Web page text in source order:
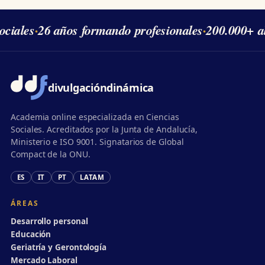
·26 años formando profesionales·200.000+
divulgacióndinámica
Academia online especializada en Ciencias
Sociales. Acreditados por la Junta de Andalucía,
Ministerio e ISO 9001. Signatarios de Global
Compact de la ONU.
ES IT PT LATAM
ÁREAS
Desarrollo personal
Educación
Geriatría y Gerontología
Mercado Laboral